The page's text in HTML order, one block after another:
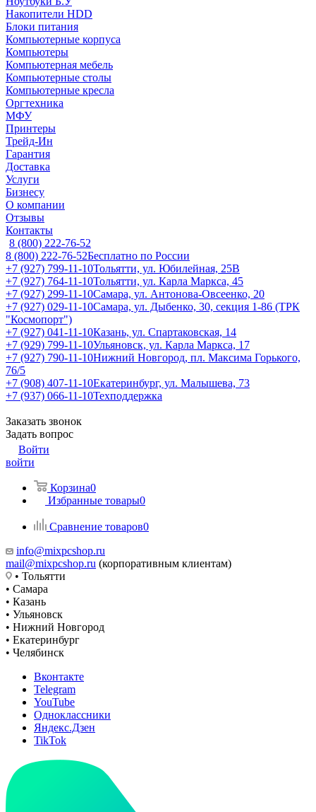
Накопители HDD
Блоки питания
Компьютерные корпуса
Компьютеры
Компьютерная мебель
Компьютерные столы
Компьютерные кресла
Оргтехника
МФУ
Принтеры
Трейд-Ин
Гарантия
Доставка
Услуги
Бизнесу
О компании
Отзывы
Контакты
8 (800) 222-76-52
8 (800) 222-76-52Бесплатно по России
+7 (927) 799-11-10Тольятти, ул. Юбилейная, 25В
+7 (927) 764-11-10Тольятти, ул. Карла Маркса, 45
+7 (927) 299-11-10Самара, ул. Антонова-Овсеенко, 20
+7 (927) 029-11-10Самара, ул. Дыбенко, 30, секция 1-86 (ТРК
"Космопорт")
+7 (927) 041-11-10Казань, ул. Спартаковская, 14
+7 (929) 799-11-10Ульяновск, ул. Карла Маркса, 17
+7 (927) 790-11-10Нижний Новгород, пл. Максима Горького,
76/5
+7 (908) 407-11-10Екатеринбург, ул. Малышева, 73
+7 (937) 066-11-10Техподдержка
Заказать звонок
Задать вопрос
Войти
войти
Корзина0
Избранные товары0
Сравнение товаров0
info@mixpcshop.ru
mail@mixpcshop.ru (корпоративным клиентам)
• Тольятти
• Самара
• Казань
• Ульяновск
• Нижний Новгород
• Екатеринбург
• Челябинск
Вконтакте
Telegram
YouTube
Одноклассники
Яндекс.Дзен
TikTok